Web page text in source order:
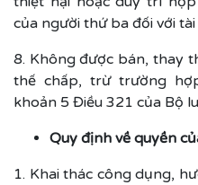
của người thứ ba đối với
8. Không được bán, thay
thế chấp, trừ trường
khoản 5 Điều 321 của Bộ
Quy định về quyền
1. Khai thác công dụng,